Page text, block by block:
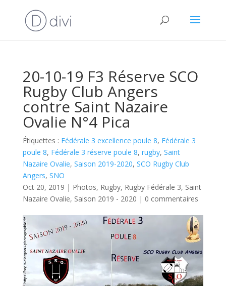
20-10-19 F3 Réserve SCO
Rugby Club Angers
contre Saint Nazaire
Ovalie N°4 Pica
Étiquettes : Fédérale 3 excellence poule 8, Fédérale 3
poule 8, Fédérale 3 réserve poule 8, rugby, Saint
Nazaire Ovalie, Saison 2019-2020, SCO Rugby Club
Angers, SNO
Oct 20, 2019 | Photos, Rugby, Rugby Fédérale 3, Saint
Nazaire Ovalie, Saison 2019 - 2020 | 0 commentaires